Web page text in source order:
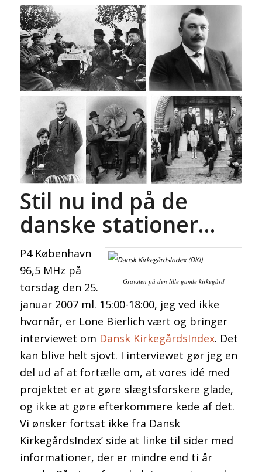
Stil nu ind på de
danske stationer…
Gravsten på den lille gamle kirkegård
P4 København
96,5 MHz på
torsdag den 25.
januar 2007 ml. 15:00-18:00, jeg ved ikke
hvornår, er Lone Bierlich vært og bringer
interviewet om Dansk KirkegårdsIndex. Det
kan blive helt sjovt. I interviewet gør jeg en
del ud af at fortælle om, at vores idé med
projektet er at gøre slægtsforskere glade,
og ikke at gøre efterkommere kede af det.
Vi ønsker fortsat ikke fra Dansk
KirkegårdsIndex’ side at linke til sider med
informationer, der er mindre end ti år